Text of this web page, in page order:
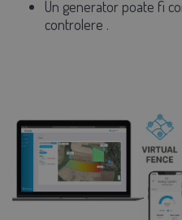
Un generator poate fi
controlere .